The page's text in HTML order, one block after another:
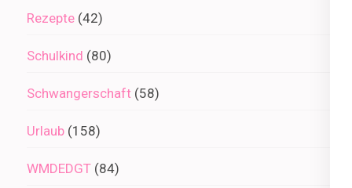
Rezepte (42)
Schulkind (80)
Schwangerschaft (58)
Urlaub (158)
WMDEDGT (84)